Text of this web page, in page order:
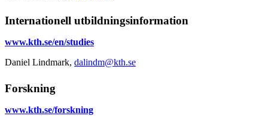
Internationell utbildningsinformation
www.kth.se/en/studies
Daniel Lindmark, dalindm@kth.se
Forskning
www.kth.se/forskning